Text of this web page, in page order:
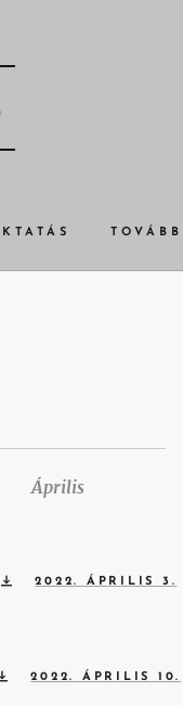
Április
2022. ÁPRILIS 3.
2022. ÁPRILIS 10.